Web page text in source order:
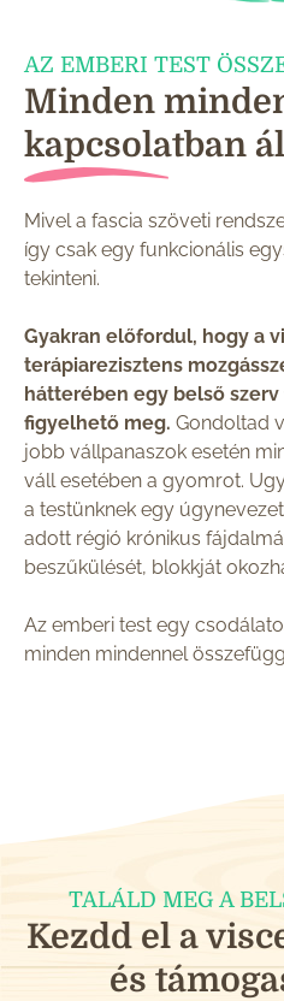
AZ EMBERI TEST
Minden
kapcsolatban
Mivel a fascia szöveti
így csak egy funkcionális
tekinteni.
Gyakran előfordul, hogy a
terápiarezisztens
hátterében egy belső
figyelhető meg. Gondoltad
jobb vállpanaszok esetén
váll esetében a gyomrot.
a testünknek egy
adott régió krónikus
beszűkülését, blokkját
Az emberi test egy
minden mindennel
TALÁLD MEG A
Kezdd el a
és